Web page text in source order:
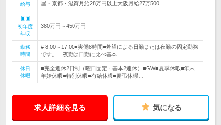
給与
屋・京都・滋賀月給28万円以上大阪月給27万500…
初年度
年収
380万円～450万円
勤務
時間
# 8:00～17:00■実働8時間■希望による日勤または夜勤の固定勤務
です。 夜勤は日勤に比べ基本…
休日
休暇
■完全週休2日制（曜日固定・基本2連休）■GW■夏季休暇■年末
年始休暇■特別休暇■有給休暇■慶弔休暇…
求人詳細を見る 気になる